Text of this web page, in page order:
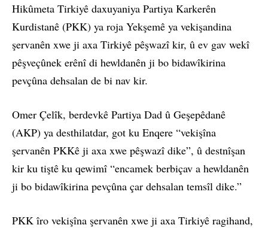
Hikûmeta Tirkiyê daxuyaniya Partiya Karkerên
Kurdistanê (PKK) ya roja Yekşemê ya vekişandina
şervanên xwe ji axa Tirkiyê pêşwazî kir, û ev gav wekî
pêşveçûnek erênî di hewldanên ji bo bidawîkirina
pevçûna dehsalan de bi nav kir.
Omer Çelîk, berdevkê Partiya Dad û Geşepêdanê
(AKP) ya desthilatdar, got ku Enqere “vekişîna
şervanên PKKê ji axa xwe pêşwazî dike”, û destnîşan
kir ku tiştê ku qewimî “encamek berbiçav a hewldanên
ji bo bidawîkirina pevçûna çar dehsalan temsîl dike.”
PKK îro vekişîna şervanên xwe ji axa Tirkiyê ragihand,